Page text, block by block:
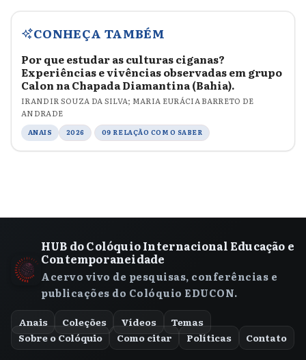
CONHEÇA TAMBÉM
Por que estudar as culturas ciganas?
Experiências e vivências observadas em grupo
Calon na Chapada Diamantina (Bahia).
IRANDIR SOUZA DA SILVA; MARIA EURÁCIA BARRETO DE
ANDRADE
ANAIS 2026 09 RELAÇÃO COM O SABER
HUB do Colóquio Internacional Educação e
Contemporaneidade
Acervo vivo de pesquisas, conferências e
publicações do Colóquio EDUCON.
Anais Coleções Vídeos
Temas
Sobre o Colóquio
Como citar Políticas Contato